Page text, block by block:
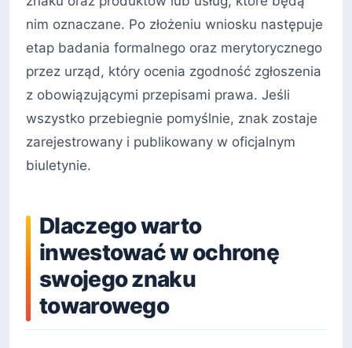
nim oznaczane. Po złożeniu wniosku następuje
etap badania formalnego oraz merytorycznego
przez urząd, który ocenia zgodność zgłoszenia
z obowiązującymi przepisami prawa. Jeśli
wszystko przebiegnie pomyślnie, znak zostaje
zarejestrowany i publikowany w oficjalnym
biuletynie.
Dlaczego warto
inwestować w ochronę
swojego znaku
towarowego